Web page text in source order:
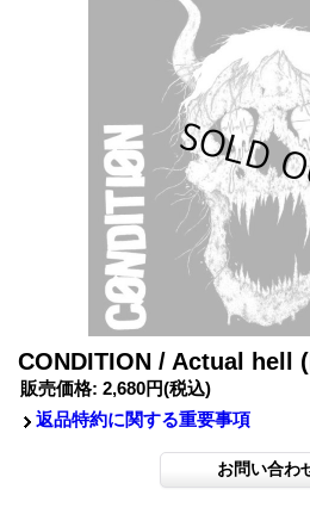
CONDITION / Actual hell
販売価格: 2,680円(税込)
返品特約に関する重要事項